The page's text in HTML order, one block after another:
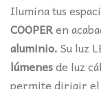
Ilumina tus
COOPERen
aluminio.Su luz
lúmenesde luz
permite dirigir el